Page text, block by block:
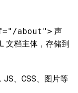
about"> 声
文档主体，存储到
JS、CSS、图片等